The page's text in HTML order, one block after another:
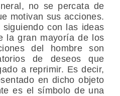
no se percata de
motivan sus acciones.
con las ideas
la gran mayoría de los
del hombre son
de deseos que
a reprimir. Es decir,
en dicho objeto
es el símbolo de una